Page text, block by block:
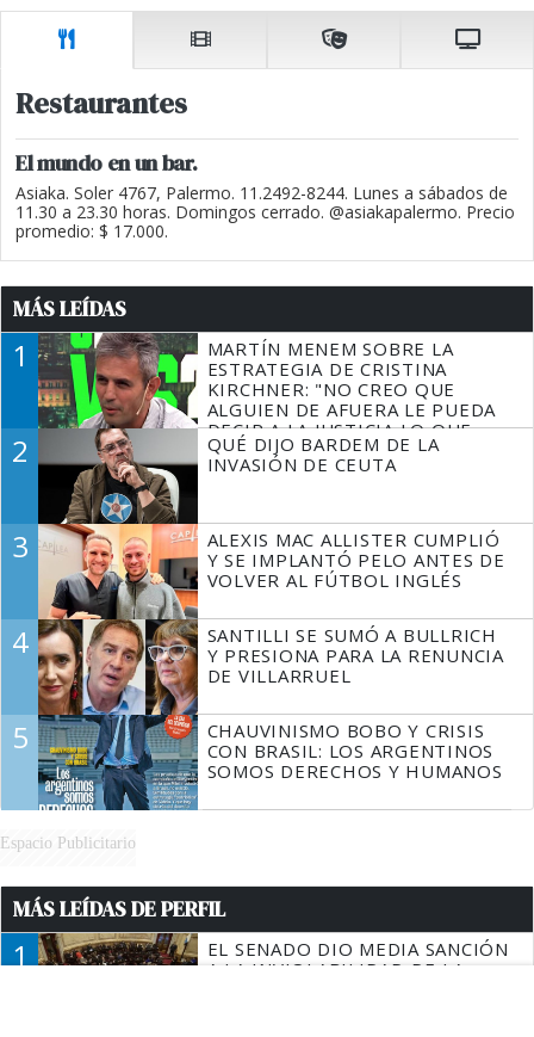
Restaurantes
El mundo en un bar.
Asiaka. Soler 4767, Palermo. 11.2492-8244. Lunes a sábados de
11.30 a 23.30 horas. Domingos cerrado. @asiakapalermo. Precio
promedio: $ 17.000.
MÁS LEÍDAS
1
MARTÍN MENEM SOBRE LA
ESTRATEGIA DE CRISTINA
KIRCHNER: "NO CREO QUE
ALGUIEN DE AFUERA LE PUEDA
DECIR A LA JUSTICIA LO QUE
TIENE QUE HACER"
2
QUÉ DIJO BARDEM DE LA
INVASIÓN DE CEUTA
3
ALEXIS MAC ALLISTER CUMPLIÓ
Y SE IMPLANTÓ PELO ANTES DE
VOLVER AL FÚTBOL INGLÉS
4
SANTILLI SE SUMÓ A BULLRICH
Y PRESIONA PARA LA RENUNCIA
DE VILLARRUEL
5
CHAUVINISMO BOBO Y CRISIS
CON BRASIL: LOS ARGENTINOS
SOMOS DERECHOS Y HUMANOS
Espacio Publicitario
MÁS LEÍDAS DE PERFIL
1
EL SENADO DIO MEDIA SANCIÓN
A LA INVIOLABILIDAD DE LA